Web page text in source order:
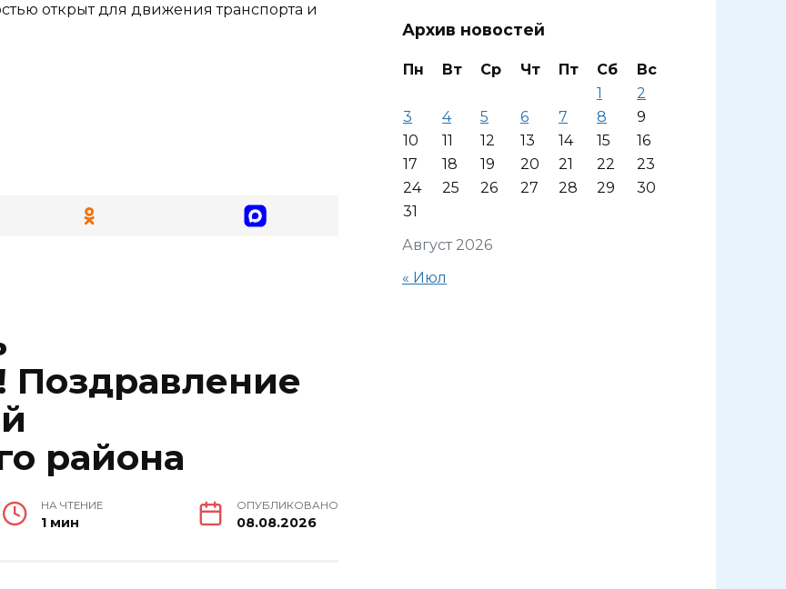
открыт для движения транспорта и
Поздравление
района
НА ЧТЕНИЕ
1 мин
ОПУБЛИКОВАНО
08.08.2026
Архив новостей
Август 2026
Пн Вт Ср Чт Пт Сб
Вс
1
2
3
4 5 6 7 8
9
10
11 12 13 14 15
16
17
18 19 20 21 22
23
24
25 26 27 28 29
30
31
« Июл